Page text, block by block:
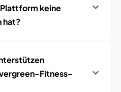
keine
hat?
Fitness-